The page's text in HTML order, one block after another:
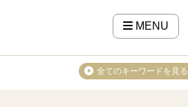
MENU
全てのキーワードを見る